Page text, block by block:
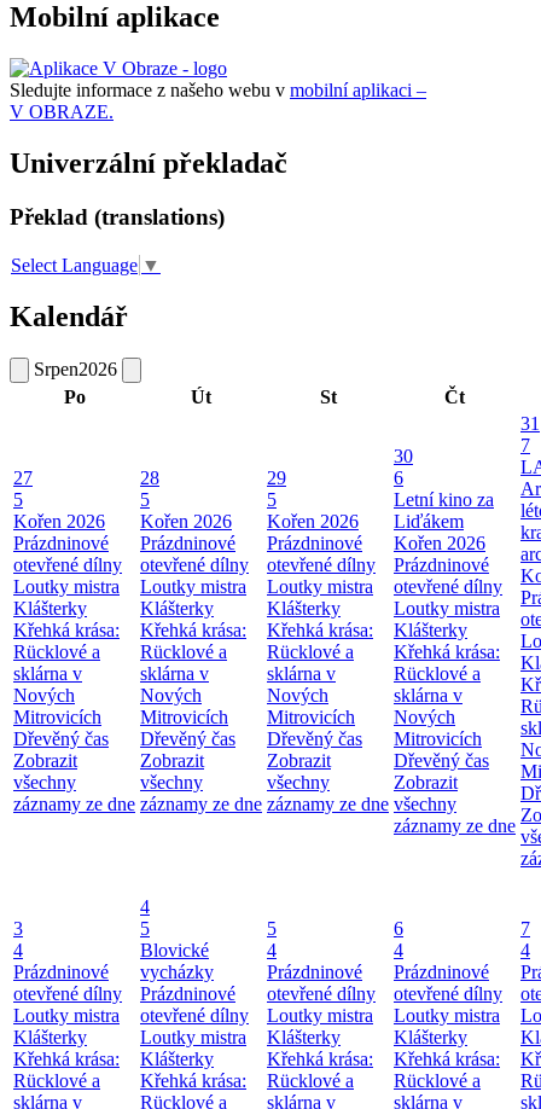
Mobilní aplikace
Sledujte informace z našeho webu v mobilní aplikaci –
V OBRAZE.
Univerzální překladač
Překlad (translations)
Select Language ▼
Kalendář
Srpen2026
Po
Út St Čt
27
5
Kořen 2026
Prázdninové
otevřené dílny
Loutky mistra
Klášterky
Křehká krása:
Rücklové a
sklárna v
Nových
Mitrovicích
Dřevěný čas
Zobrazit
všechny
záznamy ze dne
28
5
Kořen 2026
Prázdninové
otevřené dílny
Loutky mistra
Klášterky
Křehká krása:
Rücklové a
sklárna v
Nových
Mitrovicích
Dřevěný čas
Zobrazit
všechny
záznamy ze dne
29
5
Kořen 2026
Prázdninové
otevřené dílny
Loutky mistra
Klášterky
Křehká krása:
Rücklové a
sklárna v
Nových
Mitrovicích
Dřevěný čas
Zobrazit
všechny
záznamy ze dne
30
6
Letní kino za
Liďákem
Kořen 2026
Prázdninové
otevřené dílny
Loutky mistra
Klášterky
Křehká krása:
Rücklové a
sklárna v
Nových
Mitrovicích
Dřevěný čas
Zobrazit
všechny
záznamy ze dne
31
7
3
4
Prázdninové
otevřené dílny
Loutky mistra
Klášterky
Křehká krása:
Rücklové a
sklárna v
4
5
Blovické
vycházky
Prázdninové
otevřené dílny
Loutky mistra
Klášterky
Křehká krása:
Rücklové a
5
4
Prázdninové
otevřené dílny
Loutky mistra
Klášterky
Křehká krása:
Rücklové a
sklárna v
6
4
Prázdninové
otevřené dílny
Loutky mistra
Klášterky
Křehká krása:
Rücklové a
sklárna v
7
4